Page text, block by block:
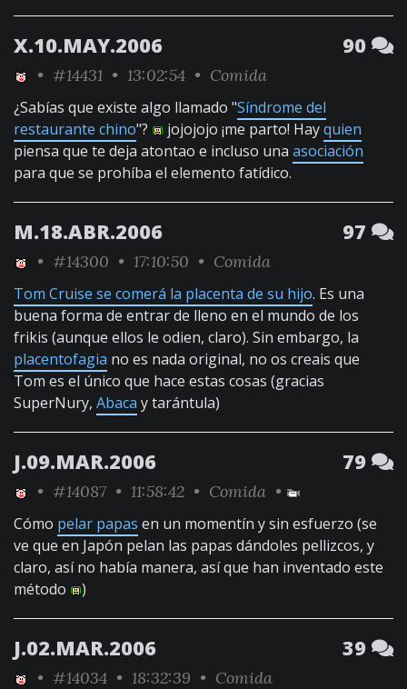
X.10.MAY.2006 90
• #14431 • 13:02:54 • Comida
¿Sabías que existe algo llamado "Síndrome del
restaurante chino"? jojojojo ¡me parto! Hayquien
piensa que te deja atontao e incluso una asociación
para que se prohíba el elemento fatídico.
M.18.ABR.2006 97
• #14300 • 17:10:50 • Comida
Tom Cruise se comerá la placenta de su hijo. Es una
buena forma de entrar de lleno en el mundo de los
frikis (aunque ellos le odien, claro). Sin embargo, la
placentofagia no es nada original, no os creais que
Tom es el único que hace estas cosas (gracias
SuperNury, Abaca y tarántula)
J.09.MAR.2006 79
• #14087 • 11:58:42 • Comida •
Cómo pelar papas en un momentín y sin esfuerzo (se
ve que en Japón pelan las papas dándoles pellizcos, y
claro, así no había manera, así que han inventado este
método
)
J.02.MAR.2006 39
• #14034 • 18:32:39 • Comida